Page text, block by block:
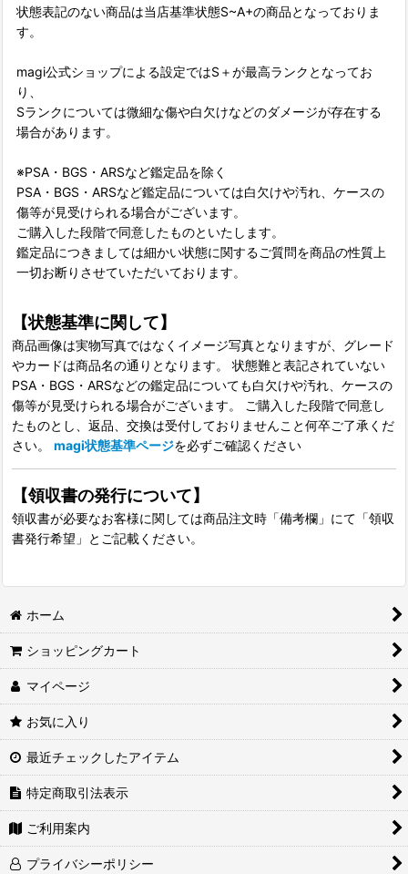
状態表記のない商品は当店基準状態S~A+の商品となっておりま
す。
magi公式ショップによる設定ではS＋が最高ランクとなってお
り、
Sランクについては微細な傷や白欠けなどのダメージが存在する
場合があります。
※PSA・BGS・ARSなど鑑定品を除く
PSA・BGS・ARSなど鑑定品については白欠けや汚れ、ケースの
傷等が見受けられる場合がございます。
ご購入した段階で同意したものといたします。
鑑定品につきましては細かい状態に関するご質問を商品の性質上
一切お断りさせていただいております。
【状態基準に関して】
商品画像は実物写真ではなくイメージ写真となりますが、グレード
やカードは商品名の通りとなります。 状態難と表記されていない
PSA・BGS・ARSなどの鑑定品についても白欠けや汚れ、ケースの
傷等が見受けられる場合がございます。 ご購入した段階で同意し
たものとし、返品、交換は受付しておりませんこと何卒ご了承くだ
さい。 magi状態基準ページを必ずご確認ください
【領収書の発行について】
領収書が必要なお客様に関しては商品注文時「備考欄」にて「領収
書発行希望」とご記載ください。
ホーム
ショッピングカート
マイページ
お気に入り
最近チェックしたアイテム
特定商取引法表示
ご利用案内
プライバシーポリシー